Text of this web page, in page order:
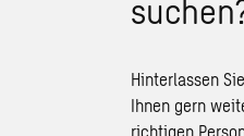
Hinterlassen
Ihnen gern
richtigen